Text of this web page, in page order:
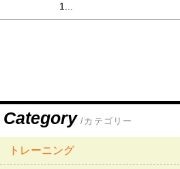
1...
Category /カテゴリー
トレーニング